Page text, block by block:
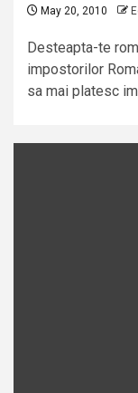
May 20, 2010
Desteapta-te
impostorilor
sa mai platesc